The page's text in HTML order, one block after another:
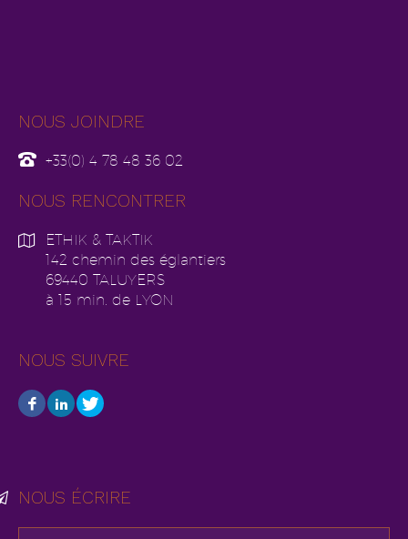
NOUS JOINDRE
+33(0) 4 78 48 36 02
NOUS RENCONTRER
ETHIK & TAKTIK
142 chemin des églantiers
69440 TALUYERS
à 15 min. de LYON
NOUS SUIVRE
NOUS ÉCRIRE